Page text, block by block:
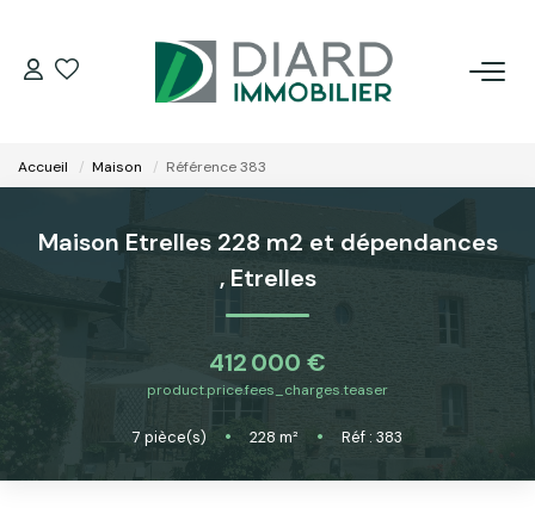
LOUER
VENDRE / ESTIMER
EXTRANET
NOS AGENCES
Accueil Maison Référence 383
Maison Etrelles 228 m2 et dépendances
, Etrelles
412 000 €
product.price.fees_charges.teaser
7 pièce(s) • 228 m² • Réf : 383